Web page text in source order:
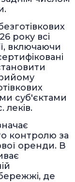
року всі
включаючи
суб'єктами
леків.
контролю за
оренди. В
де